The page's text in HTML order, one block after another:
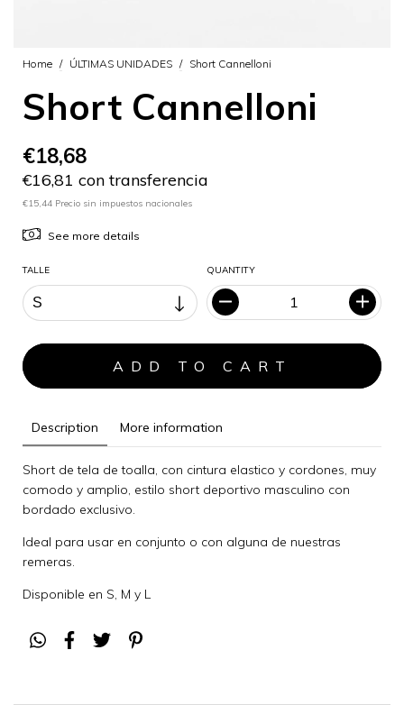
Home / ÚLTIMAS UNIDADES / Short Cannelloni
Short Cannelloni
€18,68
€16,81 con transferencia
€15,44 Precio sin impuestos nacionales
See more details
TALLE QUANTITY
Description More information
Short de tela de toalla, con cintura elastico y cordones, muy
comodo y amplio, estilo short deportivo masculino con
bordado exclusivo.
Ideal para usar en conjunto o con alguna de nuestras
remeras.
Disponible en S, M y L